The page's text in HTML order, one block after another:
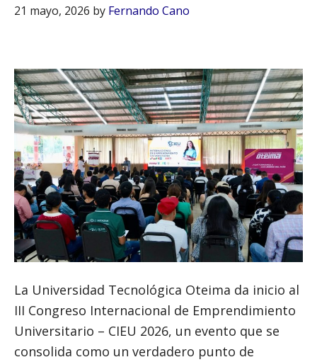
21 mayo, 2026 by Fernando Cano
La Universidad Tecnológica Oteima da inicio al
III Congreso Internacional de Emprendimiento
Universitario – CIEU 2026, un evento que se
consolida como un verdadero punto de